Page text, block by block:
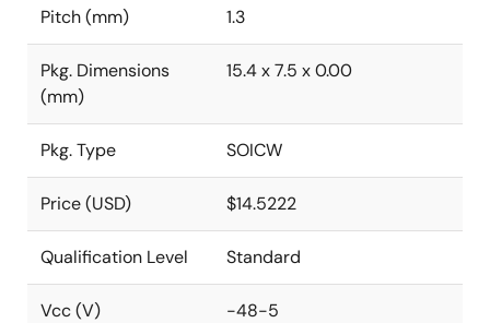
Pitch (mm) 1.3
Pkg. Dimensions
(mm)
15.4 x 7.5 x 0.00
Pkg. Type SOICW
Price (USD) $14.5222
Qualification Level Standard
Vcc (V) -48-5